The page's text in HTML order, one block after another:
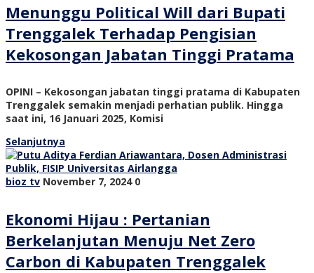
Menunggu Political Will dari Bupati
Trenggalek Terhadap Pengisian
Kekosongan Jabatan Tinggi Pratama
OPINI – Kekosongan jabatan tinggi pratama di Kabupaten
Trenggalek semakin menjadi perhatian publik. Hingga
saat ini, 16 Januari 2025, Komisi
Selanjutnya
bioz tv November 7, 2024 0
Ekonomi Hijau : Pertanian
Berkelanjutan Menuju Net Zero
Carbon di Kabupaten Trenggalek